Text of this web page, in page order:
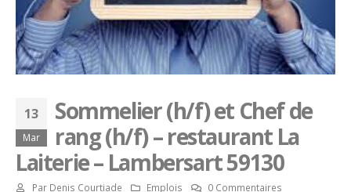
13
Mar
Sommelier (h/f) et Chef de
rang (h/f) – restaurant La
Laiterie – Lambersart 59130
Par Denis Courtiade Emplois 0 Commentaires